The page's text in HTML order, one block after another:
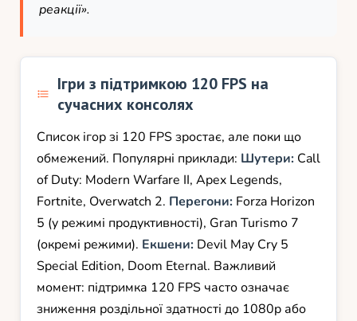
реакції».
Ігри з підтримкою 120 FPS на
сучасних консолях
Список ігор зі 120 FPS зростає, але поки що
обмежений. Популярні приклади: Шутери: Call
of Duty: Modern Warfare II, Apex Legends,
Fortnite, Overwatch 2. Перегони: Forza Horizon
5 (у режимі продуктивності), Gran Turismo 7
(окремі режими). Екшени: Devil May Cry 5
Special Edition, Doom Eternal. Важливий
момент: підтримка 120 FPS часто означає
зниження роздільної здатності до 1080p або